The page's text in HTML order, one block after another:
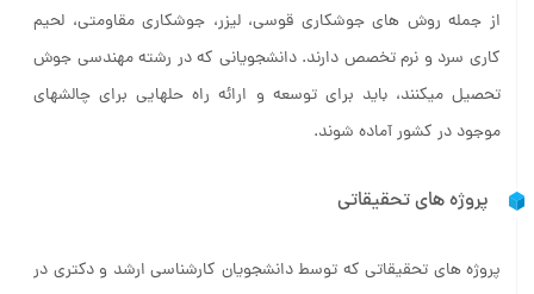
از جمله روش های جوشکاری قوسی، لیزر، جوشکاری مقاومتی، لحیم
کاری سرد و نرم تخصص دارند. دانشجویانی که در رشته مهندسی جوش
تحصیل میکنند، باید برای توسعه و ارائه راه حلهایی برای چالشهای
موجود در کشور آماده شوند.
پروژه­ های تحقیقاتی
پروژه های تحقیقاتی که توسط دانشجویان کارشناسی ارشد و دکتری در